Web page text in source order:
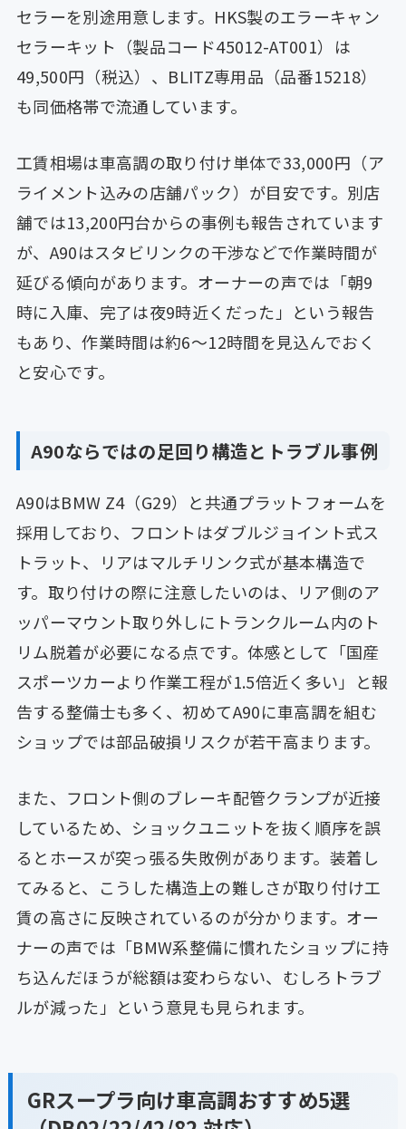
セラーを別途用意します。HKS製のエラーキャン
セラーキット（製品コード45012-AT001）は
49,500円（税込）、BLITZ専用品（品番15218）
も同価格帯で流通しています。
工賃相場は車高調の取り付け単体で33,000円（ア
ライメント込みの店舗パック）が目安です。別店
舗では13,200円台からの事例も報告されています
が、A90はスタビリンクの干渉などで作業時間が
延びる傾向があります。オーナーの声では「朝9
時に入庫、完了は夜9時近くだった」という報告
もあり、作業時間は約6〜12時間を見込んでおく
と安心です。
A90ならではの足回り構造とトラブル事例
A90はBMW Z4（G29）と共通プラットフォームを
採用しており、フロントはダブルジョイント式ス
トラット、リアはマルチリンク式が基本構造で
す。取り付けの際に注意したいのは、リア側のア
ッパーマウント取り外しにトランクルーム内のト
リム脱着が必要になる点です。体感として「国産
スポーツカーより作業工程が1.5倍近く多い」と報
告する整備士も多く、初めてA90に車高調を組む
ショップでは部品破損リスクが若干高まります。
また、フロント側のブレーキ配管クランプが近接
しているため、ショックユニットを抜く順序を誤
るとホースが突っ張る失敗例があります。装着し
てみると、こうした構造上の難しさが取り付け工
賃の高さに反映されているのが分かります。オー
ナーの声では「BMW系整備に慣れたショップに持
ち込んだほうが総額は変わらない、むしろトラブ
ルが減った」という意見も見られます。
GRスープラ向け車高調おすすめ5選